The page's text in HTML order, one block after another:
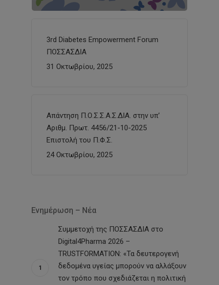
3rd Diabetes Empowerment Forum
ΠΟΣΣΑΣΔΙΑ
31 Οκτωβρίου, 2025
Απάντηση Π.Ο.Σ.Σ.Α.Σ.ΔΙΑ. στην υπ’
Αριθμ. Πρωτ. 4456/21-10-2025
Επιστολή του Π.Φ.Σ.
24 Οκτωβρίου, 2025
Ενημέρωση – Νέα
Συμμετοχή της ΠΟΣΣΑΣΔΙΑ στο
Digital4Pharma 2026 –
TRUSTFORMATION: «Τα δευτερογενή
δεδομένα υγείας μπορούν να αλλάξουν
τον τρόπο που σχεδιάζεται η πολιτική